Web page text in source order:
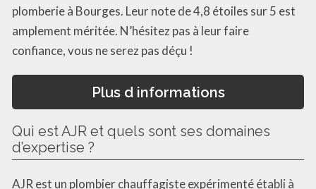
plomberie à Bourges. Leur note de 4,8 étoiles sur 5 est
amplement méritée. N’hésitez pas à leur faire
confiance, vous ne serez pas déçu !
Plus d informations
Qui est AJR et quels sont ses domaines
d’expertise ?
AJR est un plombier chauffagiste expérimenté établi à